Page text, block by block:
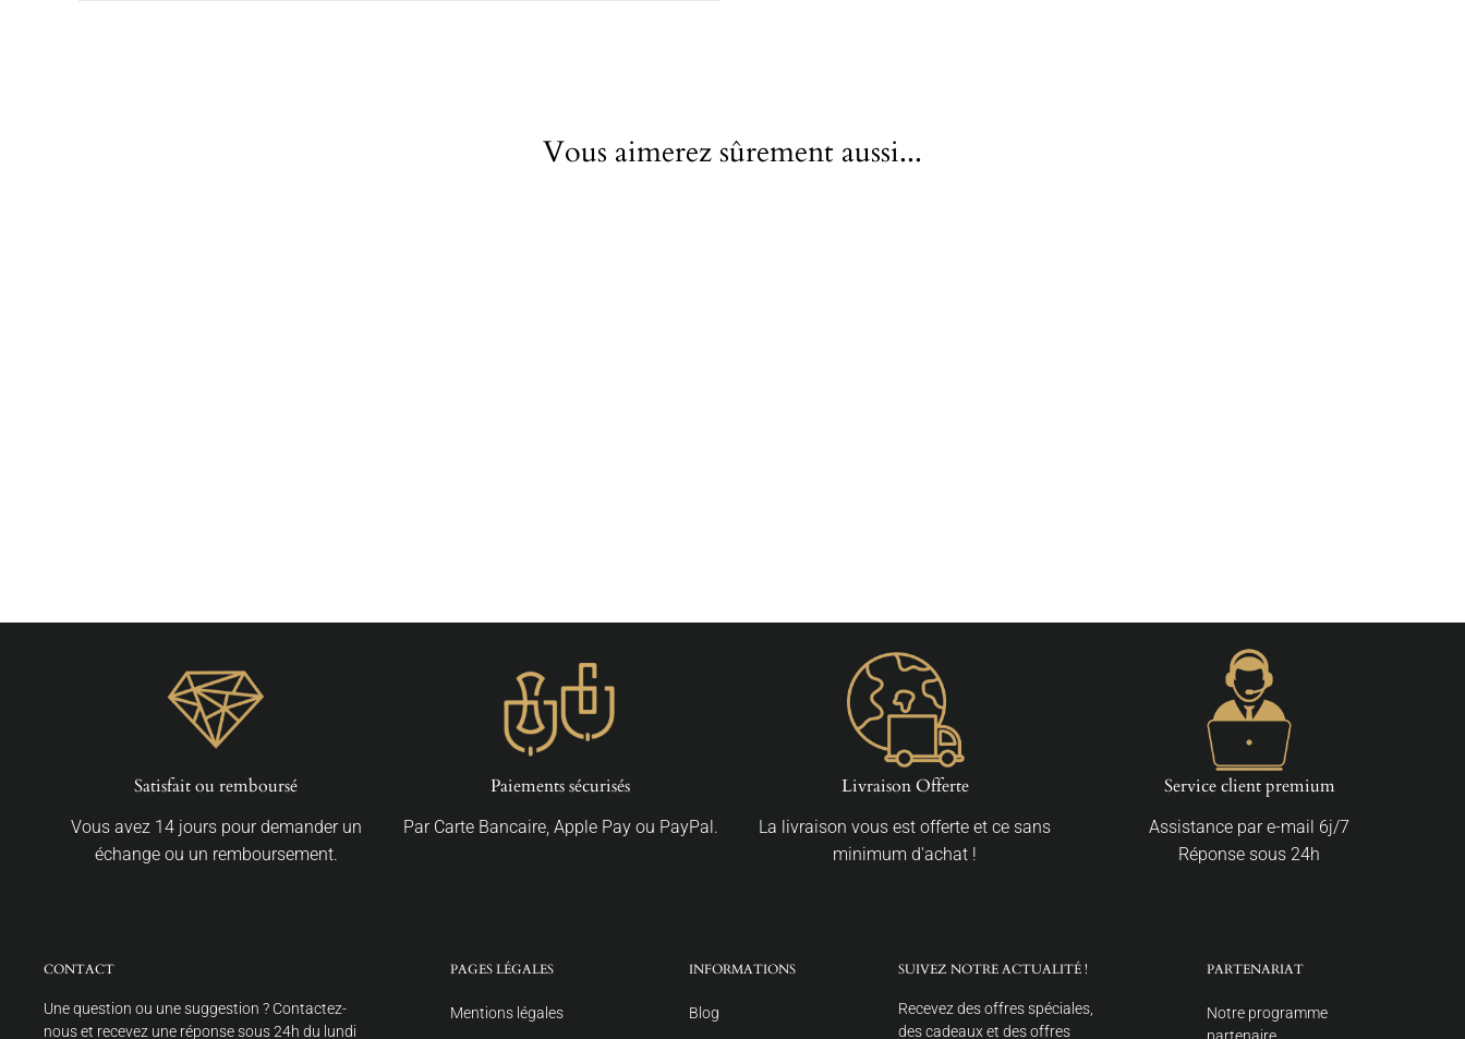
Vous aimerez sûrement aussi...
Satisfait ou remboursé
Vous avez 14 jours pour demander un
échange ou un remboursement.
Paiements sécurisés
Par Carte Bancaire, Apple Pay ou PayPal.
Livraison Offerte
La livraison vous est offerte et ce sans
minimum d'achat !
Service client premium
Assistance par e-mail 6j/7
Réponse sous 24h
CONTACT
Une question ou une suggestion ? Contactez-
nous et recevez une réponse sous 24h du lundi
PAGES LÉGALES
Mentions légales
INFORMATIONS
Blog
SUIVEZ NOTRE ACTUALITÉ !
Recevez des offres spéciales,
des cadeaux et des offres
PARTENARIAT
Notre programme